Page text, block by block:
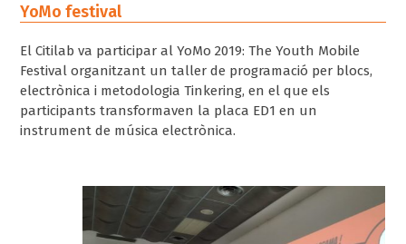
YoMo festival
El Citilab va participar al YoMo 2019: The Youth Mobile
Festival organitzant un taller de programació per blocs,
electrònica i metodologia Tinkering, en el que els
participants transformaven la placa ED1 en un
instrument de música electrònica.